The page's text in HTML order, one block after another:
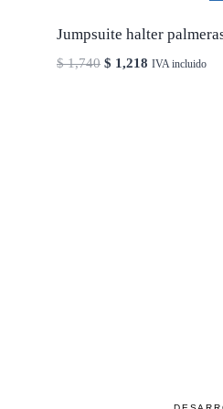
Jumpsuite halter
$1,740 El
$ 1,218 El
IVA incluido